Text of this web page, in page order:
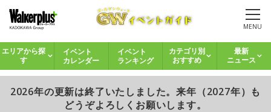
MENU
エリアから探
す
イベント
カレンダー
イベント
ランキング
カテゴリ別
おすすめ
最新
ニュース
2026年の更新は終了いたしました。来年（2027年）も
どうぞよろしくお願いします。